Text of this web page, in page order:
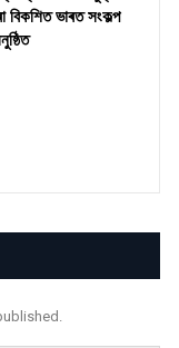
বিকশিত ভাৰত সংকল্প